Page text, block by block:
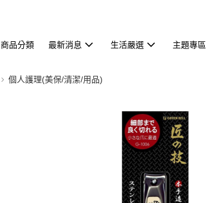
商品分類 最新消息 生活嚴選 主題專區
個人護理(美保/清潔/用品)